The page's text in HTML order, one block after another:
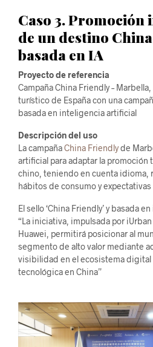
Caso 3. Promoción
de un destino
basada en IA
Proyecto de referencia
Campaña China Friendly –
turístico de España con una
basada en inteligencia artificial
Descripción del uso
La campañaChina Friendlyde
artificial para adaptar la promoción
chino, teniendo en cuenta idioma,
hábitos de consumo y expectativas
El sello ‘China Friendly’ y basada
“La iniciativa, impulsada por
Huawei, permitirá posicionar al
segmento de alto valor mediante
visibilidad en el ecosistema digital
tecnológica en China”